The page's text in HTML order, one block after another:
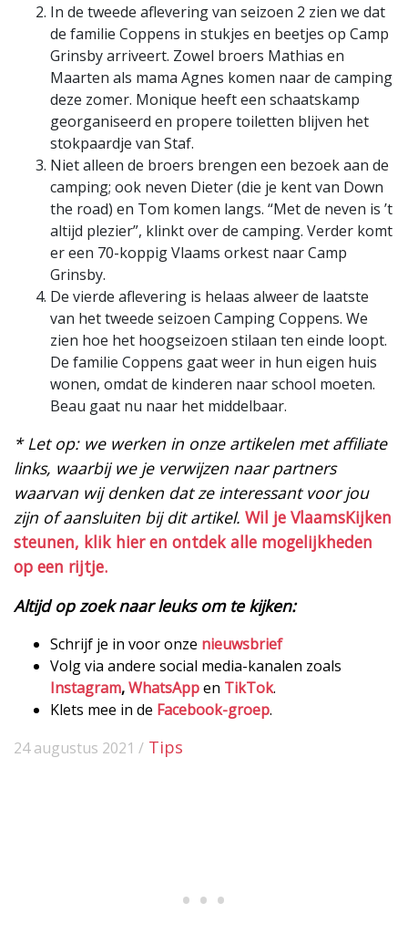
In de tweede aflevering van seizoen 2 zien we dat
de familie Coppens in stukjes en beetjes op Camp
Grinsby arriveert. Zowel broers Mathias en
Maarten als mama Agnes komen naar de camping
deze zomer. Monique heeft een schaatskamp
georganiseerd en propere toiletten blijven het
stokpaardje van Staf.
Niet alleen de broers brengen een bezoek aan de
camping; ook neven Dieter (die je kent van Down
the road) en Tom komen langs. “Met de neven is ’t
altijd plezier”, klinkt over de camping. Verder komt
er een 70-koppig Vlaams orkest naar Camp
Grinsby.
De vierde aflevering is helaas alweer de laatste
van het tweede seizoen Camping Coppens. We
zien hoe het hoogseizoen stilaan ten einde loopt.
De familie Coppens gaat weer in hun eigen huis
wonen, omdat de kinderen naar school moeten.
Beau gaat nu naar het middelbaar.
* Let op: we werken in onze artikelen met affiliate
links, waarbij we je verwijzen naar partners
waarvan wij denken dat ze interessant voor jou
zijn of aansluiten bij dit artikel. Wil je VlaamsKijken
steunen, klik hier en ontdek alle mogelijkheden
op een rijtje.
Altijd op zoek naar leuks om te kijken:
Schrijf je in voor onze nieuwsbrief
Volg via andere social media-kanalen zoals
Instagram,WhatsAppen TikTok.
Klets mee in de Facebook-groep.
24 augustus 2021 / Tips